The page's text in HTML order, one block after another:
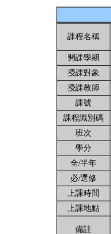
課程名稱
開課學期
授課對象
授課教師
課號
課程識別碼
班次
學分
全/半年
必/選修
上課時間
上課地點
備註